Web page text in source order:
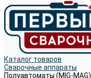
Каталог товаров
Сварочные аппараты
Полуавтоматы (MIG-MAG)